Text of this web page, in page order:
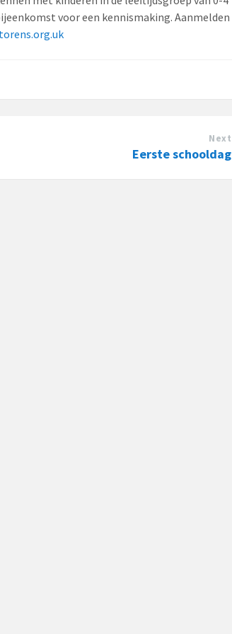
voor een kennismaking. Aanmelden
Next
Eerste schooldag